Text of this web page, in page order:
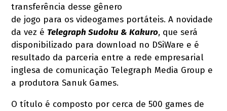
transferência desse gênero
de jogo para os videogames portáteis. A novidade
da vez é Telegraph Sudoku & Kakuro, que será
disponibilizado para download no DSiWare e é
resultado da parceria entre a rede empresarial
inglesa de comunicação Telegraph Media Group e
a produtora Sanuk Games.
O título é composto por cerca de 500 games de